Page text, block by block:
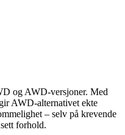
og AWD-versjoner. Med
AWD-alternativet ekte
– selv på krevende
forhold.